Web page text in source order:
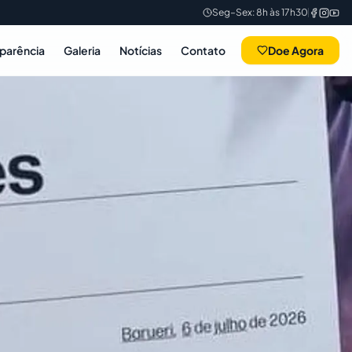
Seg–Sex: 8h às 17h30
Galeria Notícias Contato Doe Agora